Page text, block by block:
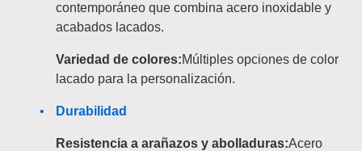
contemporáneo que combina acero inoxidable y
acabados lacados.
Variedad de colores:Múltiples opciones de color
lacado para la personalización.
Durabilidad
Resistencia a arañazos y abolladuras:Acero